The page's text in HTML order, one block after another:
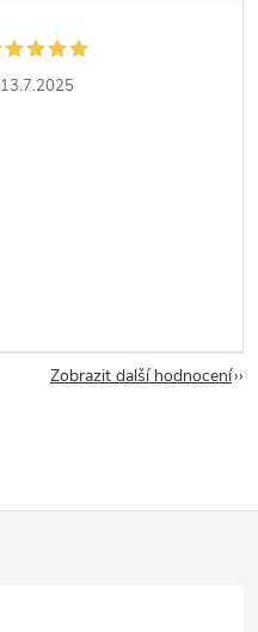
13.7.2025
Zobrazit další hodnocení